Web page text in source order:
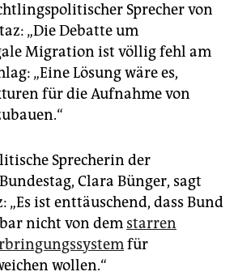
Sprecher von
„Die Debatte um
Migration ist völlig fehl am
„Eine Lösung wäre es,
für die Aufnahme von
Sprecherin der
Clara Bünger, sagt
„Es ist enttäuschend, dass Bund
nicht von dem starren
für
wollen.“